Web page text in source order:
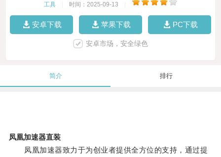
工具 时间：2025-09-13
安卓下载 苹果下载 PC下载
安卓市场，安全绿色
简介 排行
凤凰加速器直装
凤凰加速器致力于为创业者提供全方位的支持，通过提